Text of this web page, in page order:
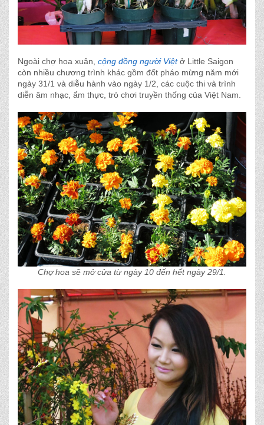
Ngoài chợ hoa xuân, cộng đồng người Việtở Little Saigon
còn nhiều chương trình khác gồm đốt pháo mừng năm mới
ngày 31/1 và diễu hành vào ngày 1/2, các cuộc thi và trình
diễn âm nhạc, ẩm thực, trò chơi truyền thống của Việt Nam.
Chợ hoa sẽ mở cửa từ ngày 10 đến hết ngày 29/1.